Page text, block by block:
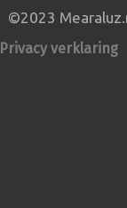
©2023
Privacy verklaring